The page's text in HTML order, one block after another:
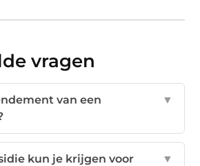
vragen
van een
▼
kun je krijgen voor
▼